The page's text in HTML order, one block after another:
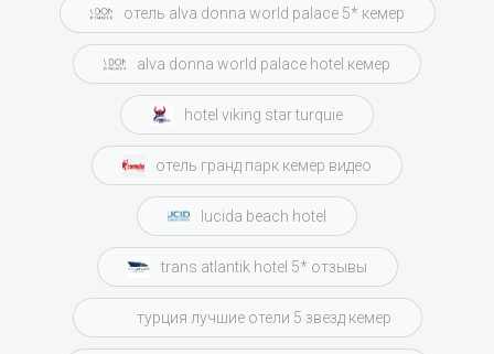
отель alva donna world palace 5* кемер
alva donna world palace hotel кемер
hotel viking star turquie
отель гранд парк кемер видео
lucida beach hotel
trans atlantik hotel 5* отзывы
турция лучшие отели 5 звезд кемер